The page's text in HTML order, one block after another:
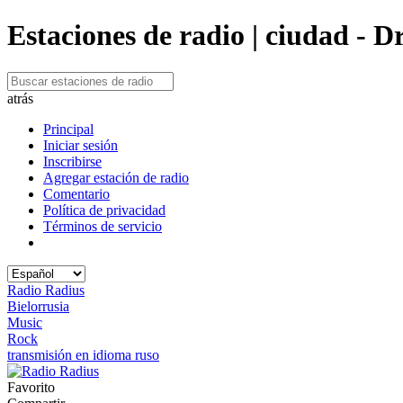
Estaciones de radio | ciudad -
atrás
Principal
Iniciar sesión
Inscribirse
Agregar estación de radio
Comentario
Política de privacidad
Términos de servicio
Radio Radius
Bielorrusia
Music
Rock
transmisión en idioma ruso
Favorito